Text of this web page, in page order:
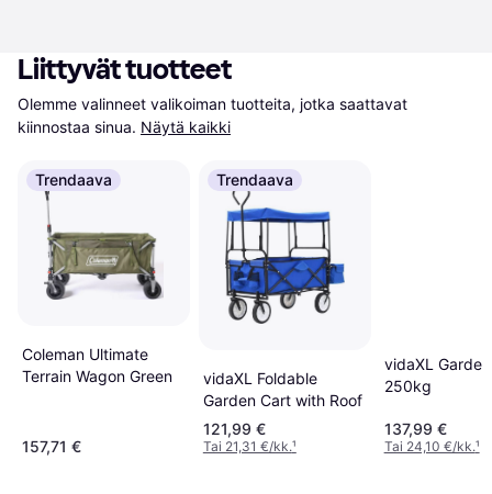
Liittyvät tuotteet
Olemme valinneet valikoiman tuotteita, jotka saattavat
kiinnostaa sinua. Näytä kaikki
Trendaava
Coleman Ultimate
Terrain Wagon Green
157,71 €
Trendaava
vidaXL Foldable
Garden Cart with Roof
121,99 €
Tai 21,31 €/kk.¹
vidaXL
250kg
137,99 €
Tai 24,10 €/kk.¹